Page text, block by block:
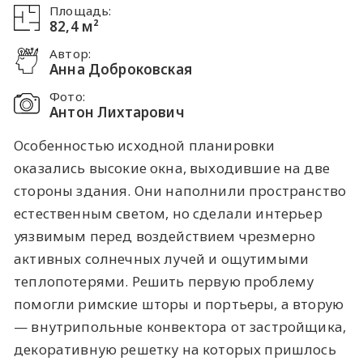
Площадь:
82,4 м²
Автор:
Анна Доброковская
Фото:
Антон Лихтарович
Особенностью исходной планировки
оказались высокие окна, выходившие на две
стороны здания. Они наполнили пространство
естественным светом, но сделали интерьер
уязвимым перед воздействием чрезмерно
активных солнечных лучей и ощутимыми
теплопотерями. Решить первую проблему
помогли римские шторы и портьеры, а вторую
— внутрипольные конвектора от застройщика,
декоративную решетку на которых пришлось